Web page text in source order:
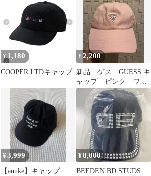
¥ 1,180
COOPER LTDキャップ
¥ 2,200
新品 ゲス GUESS キ
ャップ ピンク ワン
ポイントロゴ
¥3,999
【anuke】キャップ
¥8,000
BEEDEN BD STUDS